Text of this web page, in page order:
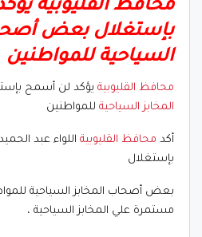
محافظ القليوبية
بإستغلال بعض
السياحية للمواطنين
محافظ القليوبية يؤكد لن أسمح
المخابز السياحية للمواطنين
أكد محافظ القليوبية اللواء عبد
بإستغلال
بعض أصحاب المخابز السياحية
مستمرة علي المخابز السياحية ،